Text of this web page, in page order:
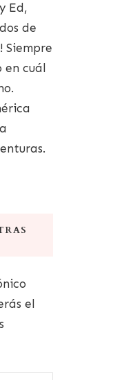
Ed,
de
Siempre
en cuál
el